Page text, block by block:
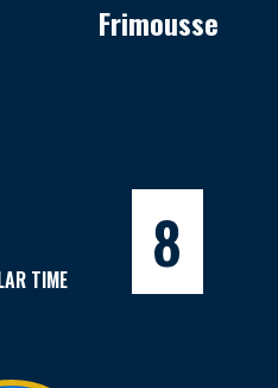
Frimousse
TIME 8